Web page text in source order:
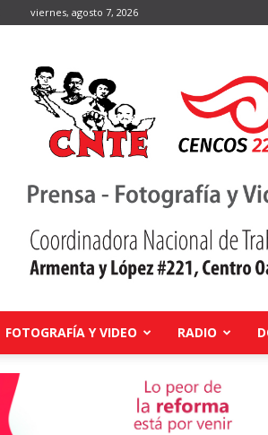
viernes, agosto 7, 2026
FOTOGRAFÍA Y VIDEO RADIO